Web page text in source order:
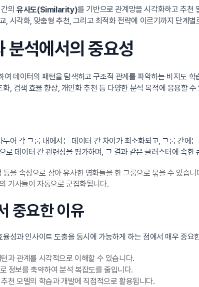
간의유사도(Similarity)를 기반으로 관계망을 시각화하고 추천
시각화, 맞춤형 추천, 그리고 최적화 전략에 이르기까지 단계별
분석에서의 중요성
여 데이터의 패턴을 탐색하고 구조적 관계를 파악하는 비지도
, 검색 효율 향상, 개인화 추천 등 다양한 분석 목적에 응용할 수
어 각 그룹 내에서는 데이터 간 차이가 최소화되고, 그룹 간에
로 데이터 간 관련성을 평가하며, 그 결과 같은 클러스터에 속한
을 속성으로 삼아 유사한 영화들을 한 그룹으로 묶을 수 있습니
기사들이 자동으로 군집화됩니다.
중요한 이유
성과 인사이트 도출을 동시에 가능하게 하는 점에서 매우 중요
과 관계를 시각적으로 이해할 수 있습니다.
정보를 축약하여 분석 복잡도를 줄입니다.
천 모델의 학습과 개발에 직접적으로 활용됩니다.